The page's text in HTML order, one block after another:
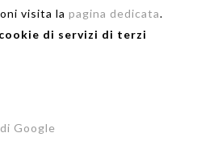
visita la pagina dedicata.
di servizi di terzi
Google